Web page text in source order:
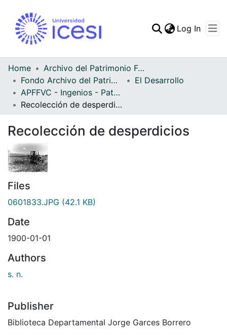
Statistics
Log In
Home
Archivo del Patrimonio Fotográfico y Fílmico del Valle del Cauca
Fondo Archivo del Patrimonio Fotográfico y Fílmico del Valle del Cauca
El Desarrollo
APFFVC - Ingenios - Patrimonial
Recolección de desperdicios
Recolección de desperdicios
Files
0601833.JPG (42.1 KB)
Date
1900-01-01
Authors
s. n.
Publisher
Biblioteca Departamental Jorge Garces Borrero